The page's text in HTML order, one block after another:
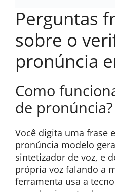
Perguntas
sobre o
pronúncia
Como
de pronúncia?
Você digita uma frase
pronúncia modelo
sintetizador de voz, e
própria voz falando a
ferramenta usa a